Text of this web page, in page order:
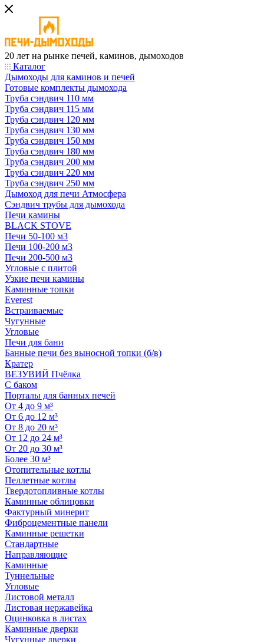
20 лет на рынке печей, каминов, дымоходов
Каталог
Дымоходы для каминов и печей
Готовые комплекты дымохода
Труба сэндвич 110 мм
Труба сэндвич 115 мм
Труба сэндвич 120 мм
Труба сэндвич 130 мм
Труба сэндвич 150 мм
Труба сэндвич 180 мм
Труба сэндвич 200 мм
Труба сэндвич 220 мм
Труба сэндвич 250 мм
Дымоход для печи Атмосфера
Сэндвич трубы для дымохода
Печи камины
BLACK STOVE
Печи 50-100 м3
Печи 100-200 м3
Печи 200-500 м3
Угловые с плитой
Узкие печи камины
Каминные топки
Everest
Встраиваемые
Чугунные
Угловые
Печи для бани
Банные печи без выносной топки (б/в)
Кратер
ВЕЗУВИЙ Пчёлка
С баком
Порталы для банных печей
От 4 до 9 м³
От 6 до 12 м³
От 8 до 20 м³
От 12 до 24 м³
От 20 до 30 м³
Более 30 м³
Отопительные котлы
Пеллетные котлы
Твердотопливные котлы
Каминные облицовки
Фактурный минерит
Фиброцементные панели
Каминные решетки
Стандартные
Направляющие
Каминные
Туннельные
Угловые
Листовой металл
Листовая нержавейка
Оцинковка в листах
Каминные дверки
Чугунные дверки